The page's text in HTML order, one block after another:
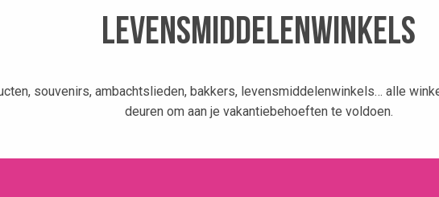
Levensmiddelenwinkels
souvenirs, ambachtslieden, bakkers, levensmiddelenwinkels… alle
deuren om aan je vakantiebehoeften te voldoen.